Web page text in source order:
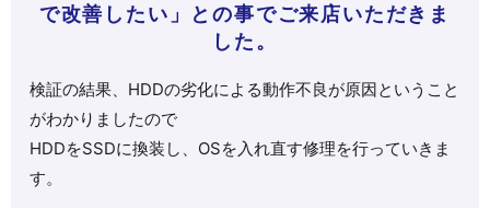
で改善したい」との事でご来店いただきま
した。
検証の結果、HDDの劣化による動作不良が原因ということ
がわかりましたので
HDDをSSDに換装し、OSを入れ直す修理を行っていきま
す。